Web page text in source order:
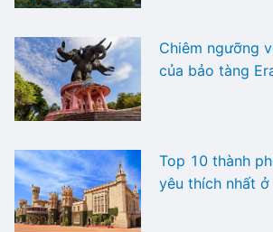
Chiêm ngưỡng
của bảo tàng
Top 10 thành
yêu thích nhất